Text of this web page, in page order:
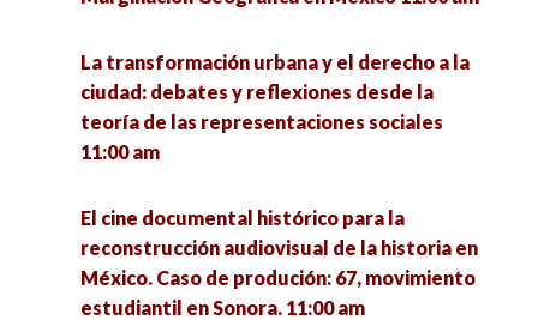
La transformación urbana y el derecho a la
ciudad: debates y reflexiones desde la
teoría de las representaciones sociales
11:00 am
El cine documental histórico para la
reconstrucción audiovisual de la historia en
México. Caso de produción: 67, movimiento
estudiantil en Sonora. 11:00 am